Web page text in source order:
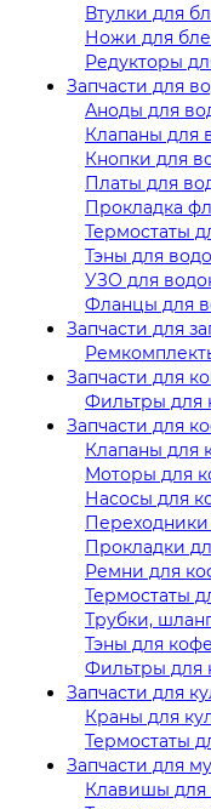
Втулки для
Ножи для
Редукторы
Запчасти для
Аноды для
Клапаны для
Кнопки для
Платы для
Прокладка
Термостаты
Тэны для
УЗО для
Фланцы для
Запчасти для
Запчасти для
Фильтры для
Запчасти для
Клапаны для
Моторы для
Насосы для
Прокладки
Ремни для
Термостаты
Трубки,
Тэны для
Фильтры для
Запчасти для
Краны для
Термостаты
Запчасти для
Клавишы для